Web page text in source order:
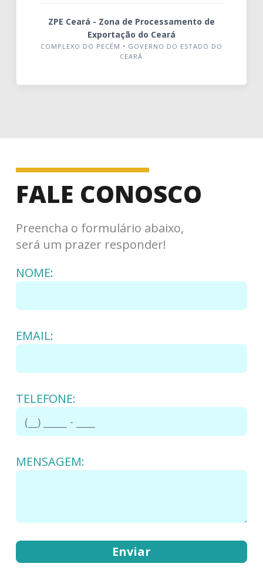
ZPE Ceará - Zona de Processamento de
Exportação do Ceará
COMPLEXO DO PECÉM • GOVERNO DO ESTADO DO
CEARÁ
FALE CONOSCO
Preencha o formulário abaixo,
será um prazer responder!
NOME:
EMAIL:
TELEFONE:
MENSAGEM: